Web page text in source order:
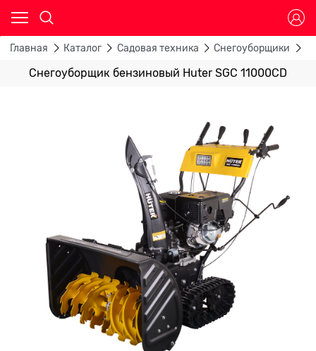
Главная Каталог Садовая техника Снегоуборщики
Снегоуборщик бензиновый Huter SGC 11000CD